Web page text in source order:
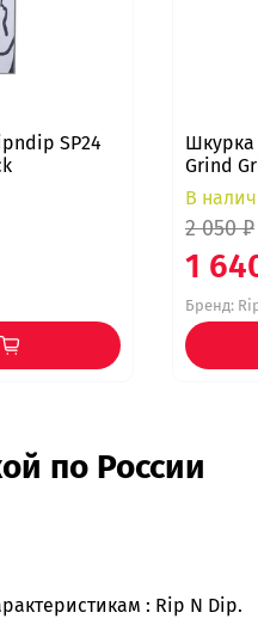
SP24
Шкурка
Grind
В
2 050 ₽
1
Бренд:
по России
: Rip N Dip.